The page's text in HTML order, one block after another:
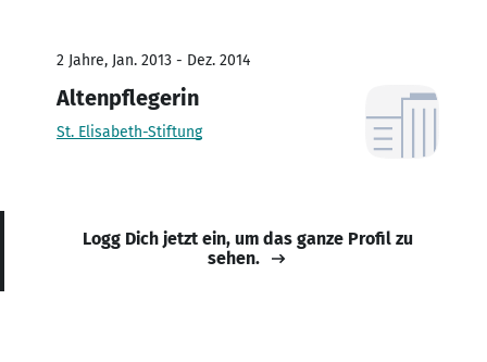
2 Jahre, Jan. 2013 - Dez. 2014
Altenpflegerin
St. Elisabeth-Stiftung
Logg Dich jetzt ein, um das ganze Profil zu
sehen.